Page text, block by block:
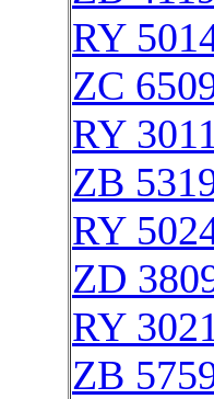
RY
ZC
RY
ZB
RY
ZD
RY
ZB